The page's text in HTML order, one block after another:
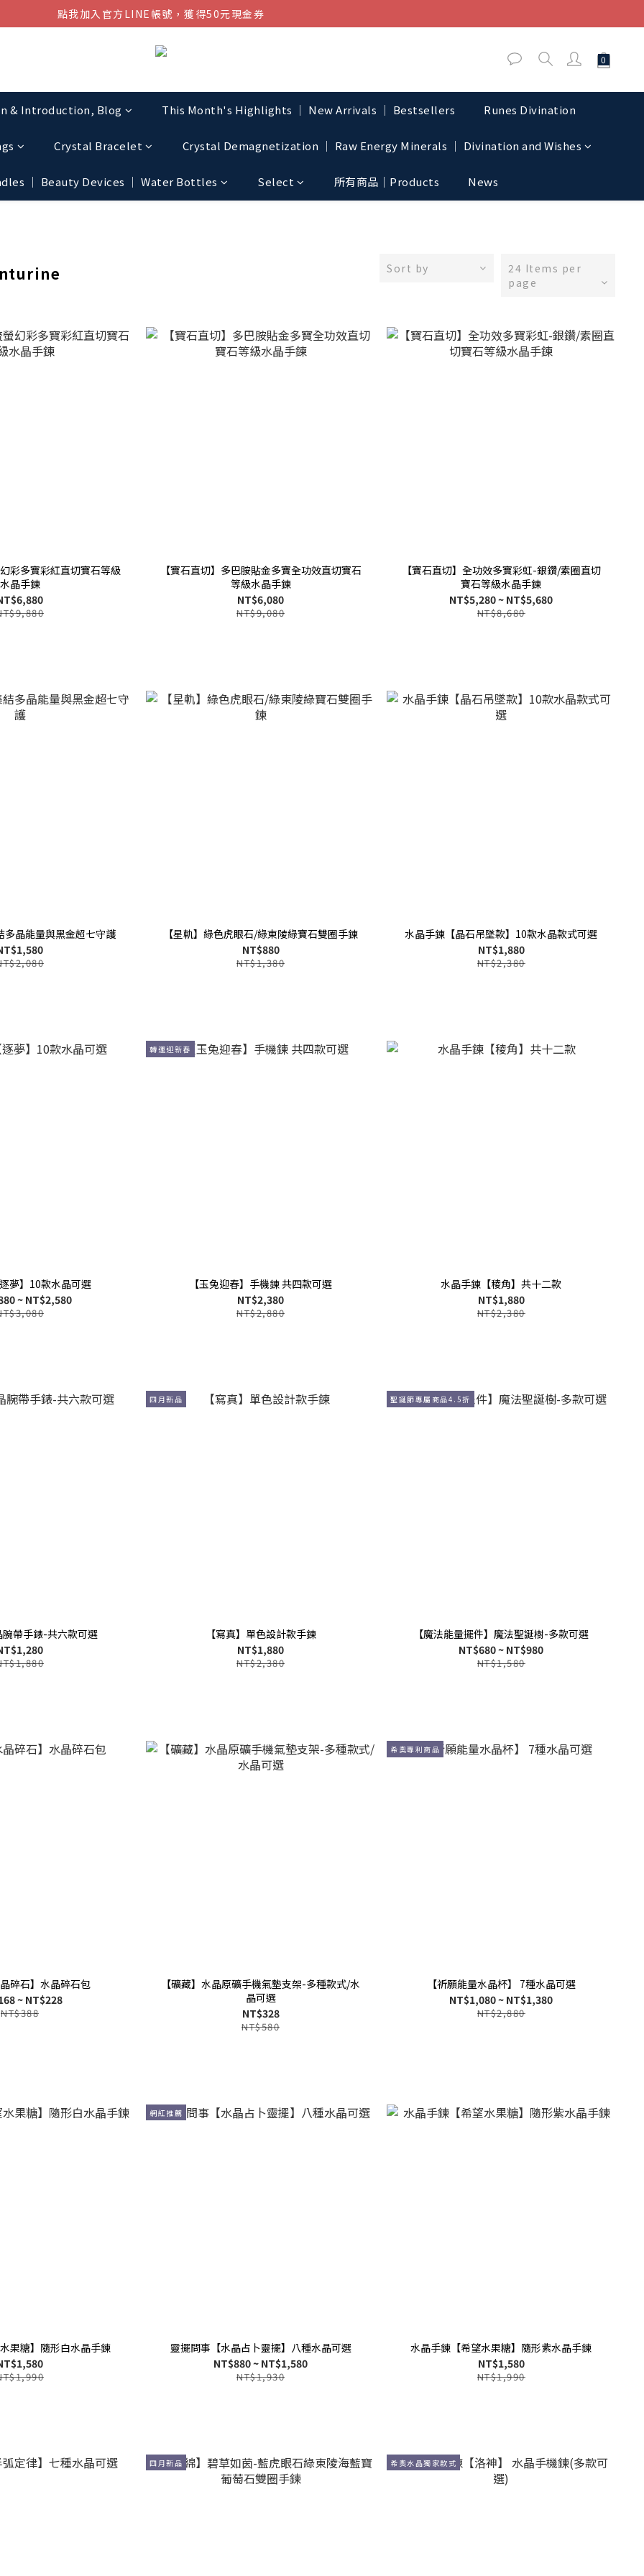
結帳金額滿$1080超取免運
點我加入官方LINE帳號，獲得50元現金券
& Introduction, Blog This Month's Highlights │ New Arrivals │ Bestsellers Runes Divination
Crystal Bracelet Crystal Demagnetization │ Raw Energy Minerals │ Divination and Wishes
│ Beauty Devices │ Water Bottles Select 所有商品｜Products News
Sort by
24 Items per
page
彩多寶彩紅直切寶石等級
水晶手鍊
【寶石直切】多巴胺貼金多寶全功效直切寶石
等級水晶手鍊
NT$6,080
NT$9,080
【寶石直切】全功效多寶彩虹-銀鑽/素圈直切
寶石等級水晶手鍊
NT$5,280 ~ NT$5,680
NT$8,680
多晶能量與黑金超七守護
【星軌】綠色虎眼石/綠東陵綠寶石雙圈手鍊
NT$880
NT$1,380
水晶手鍊【晶石吊墜款】10款水晶款式可選
NT$1,880
NT$2,380
夢】10款水晶可選
~ NT$2,580
轉運迎新春
【玉兔迎春】手機鍊 共四款可選
NT$2,380
NT$2,880
水晶手鍊【稜角】共十二款
NT$1,880
NT$2,380
腕帶手錶-共六款可選
四月新品
【寫真】單色設計款手鍊
NT$1,880
NT$2,380
聖誕節專屬商品4.5折
【魔法能量擺件】魔法聖誕樹-多款可選
NT$680 ~ NT$980
NT$1,580
晶碎石】水晶碎石包
~ NT$228
NT$388
【礦藏】水晶原礦手機氣墊支架-多種款式/水
晶可選
NT$328
NT$580
希奧專利商品
【祈願能量水晶杯】 7種水晶可選
NT$1,080 ~ NT$1,380
NT$2,880
果糖】隨形白水晶手鍊
網紅推薦
靈擺問事【水晶占卜靈擺】八種水晶可選
NT$880 ~ NT$1,580
NT$1,930
水晶手鍊【希望水果糖】隨形紫水晶手鍊
NT$1,580
NT$1,990
四月新品 希奧水晶獨家款式